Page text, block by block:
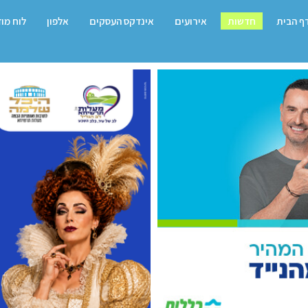
הבית חדשות אירועים אינדקס העסקים אלפון לוח